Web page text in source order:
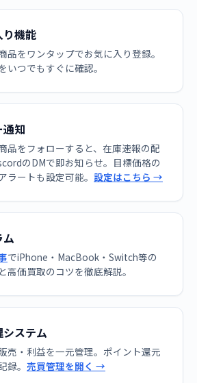
り機能
品をワンタップでお気に入り登録。
いつでもすぐに確認。
通知
品をフォローすると、在庫速報の配
のDMで即お知らせ。目標価格の
ラートも設定可能。 設定はこちら →
ム
でiPhone・MacBook・Switch等の
高価買取のコツを徹底解説。
ステム
売・利益を一元管理。ポイント還元
録。 売買管理を開く →